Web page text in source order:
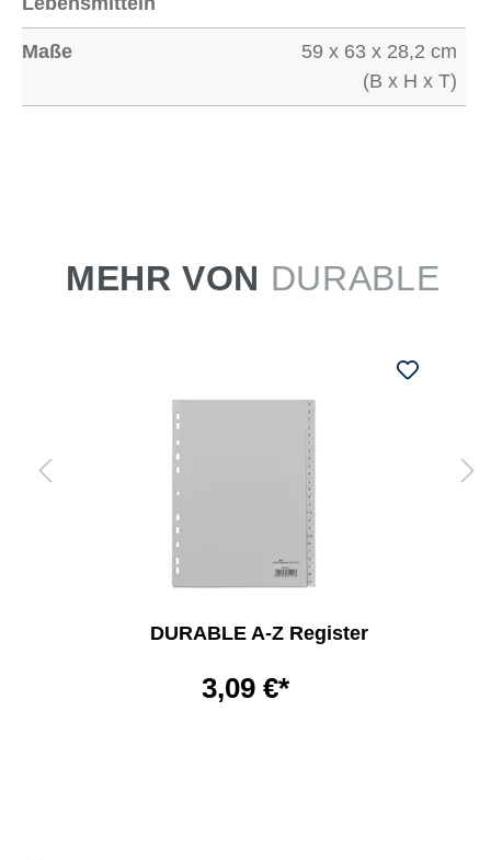
Maße
59 x 63 x 28,2 cm
(B x H x T)
MEHR VON DURABLE
DURABLE A-Z Register
3,09 €*